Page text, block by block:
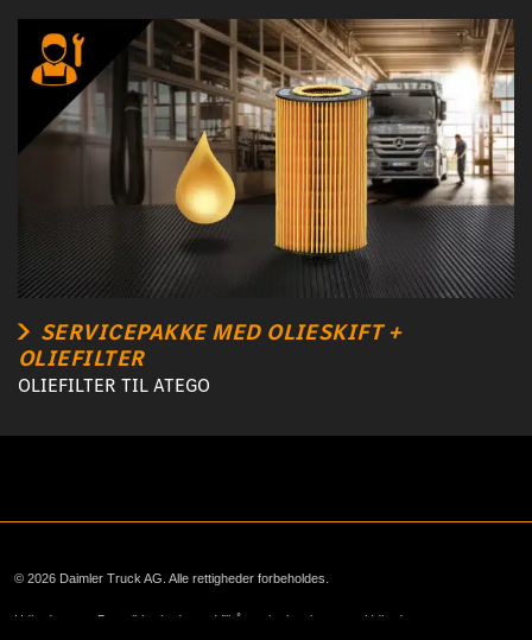
SERVICEPAKKE MED OLIESKIFT +
OLIEFILTER
OLIEFILTER TIL ATEGO
© 2026 Daimler Truck AG. Alle rettigheder forbeholdes.
Udbyder Datasikkerhed Vilkår og betingelser Udbyder